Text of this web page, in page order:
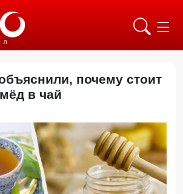
почему стоит
в чай